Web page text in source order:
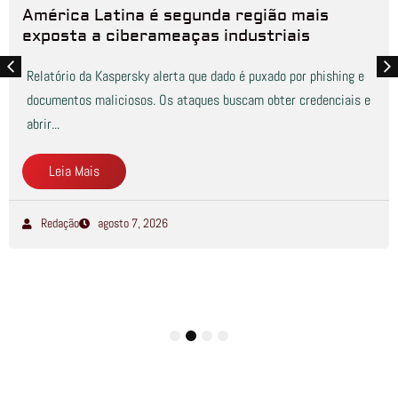
América Latina é segunda região mais
exposta a ciberameaças industriais
Relatório da Kaspersky alerta que dado é puxado por phishing e
documentos maliciosos. Os ataques buscam obter credenciais e
abrir...
Leia Mais
Redação agosto 7, 2026